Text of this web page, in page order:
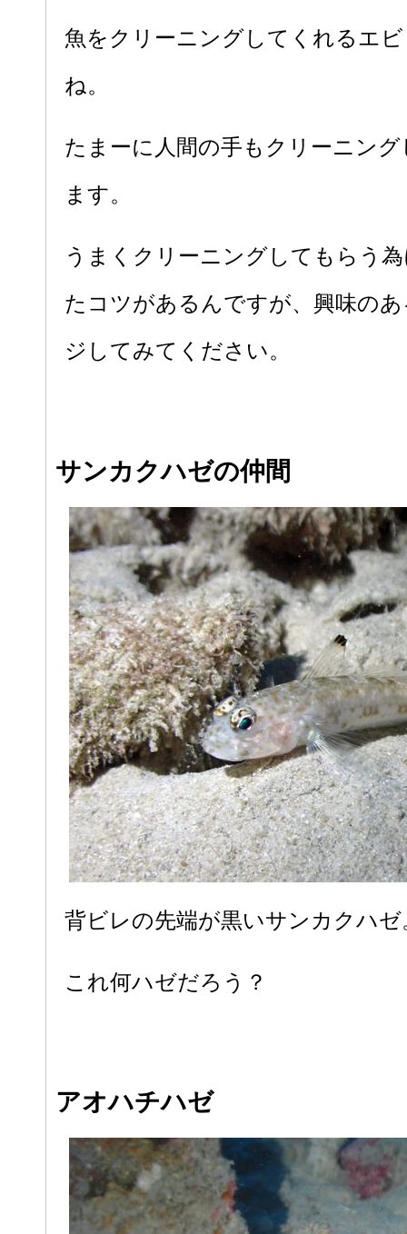
魚をクリーニングしてくれるエ
ね。
たまーに人間の手もクリーニン
ます。
うまくクリーニングしてもらう
たコツがあるんですが、興味の
ジしてみてください。
サンカクハゼの仲間
背ビレの先端が黒いサンカクハゼ
これ何ハゼだろう？
アオハチハゼ